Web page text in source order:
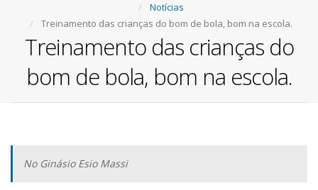
Notícias
Treinamento das crianças do bom de bola, bom na escola.
Treinamento das crianças do
bom de bola, bom na escola.
No Ginásio Esio Massi